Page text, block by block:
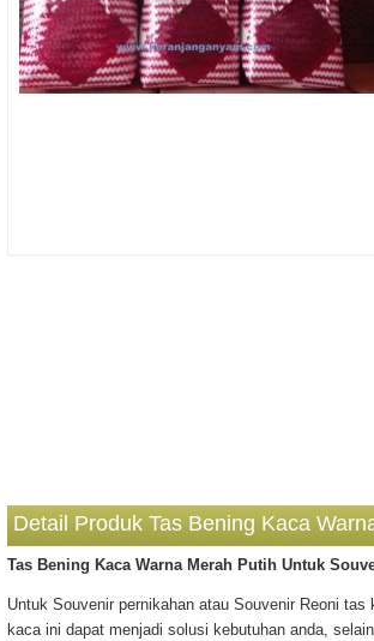
Detail Produk Tas Bening Kaca
Tas Bening Kaca Warna Merah Putih Untuk
Untuk Souvenir pernikahan atau Souvenir Reoni
kaca ini dapat menjadi solusi kebutuhan anda,